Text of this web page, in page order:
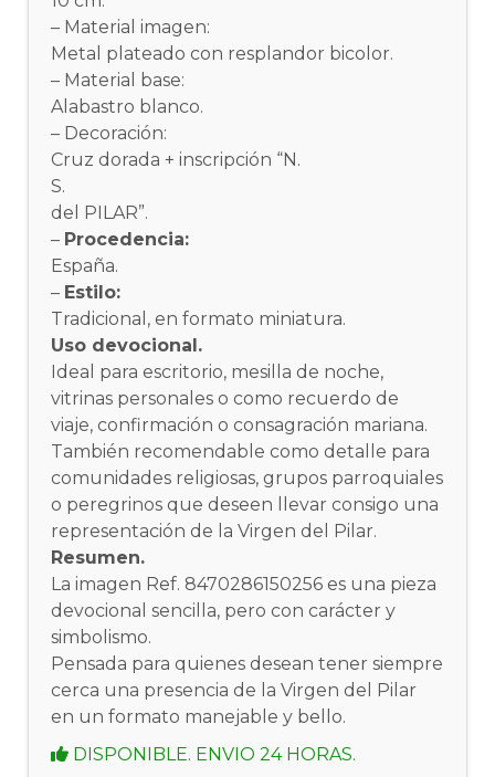
– Material imagen:
Metal plateado con resplandor bicolor.
– Material base:
Alabastro blanco.
– Decoración:
Cruz dorada + inscripción “N.
S.
del PILAR”.
– Procedencia:
España.
– Estilo:
Tradicional, en formato miniatura.
Uso devocional.
Ideal para escritorio, mesilla de noche,
vitrinas personales o como recuerdo de
viaje, confirmación o consagración mariana.
También recomendable como detalle para
comunidades religiosas, grupos parroquiales
o peregrinos que deseen llevar consigo una
representación de la Virgen del Pilar.
Resumen.
La imagen Ref. 8470286150256 es una pieza
devocional sencilla, pero con carácter y
simbolismo.
Pensada para quienes desean tener siempre
cerca una presencia de la Virgen del Pilar
en un formato manejable y bello.
DISPONIBLE. ENVIO 24 HORAS.